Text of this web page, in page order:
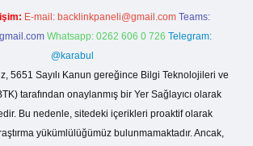
E-mail: backlinkpaneli@gmail.com Teams:
Whatsapp: 0262 606 0 726 Telegram:
@karabul
5651 Sayılı Kanun gereğince Bilgi Teknolojileri ve
tarafından onaylanmış bir Yer Sağlayıcı olarak
Bu nedenle, sitedeki içerikleri proaktif olarak
yükümlülüğümüz bulunmamaktadır. Ancak,